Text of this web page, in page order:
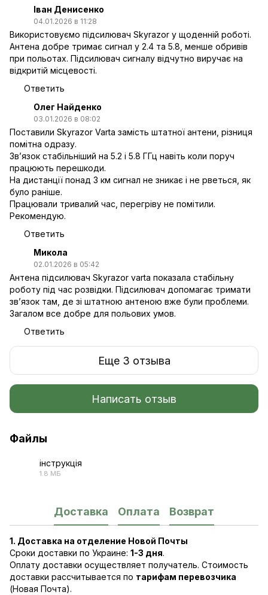
Іван Денисенко
04.01.2026 в 11:28
Використовуємо підсилювач Skyrazor у щоденній роботі.
Антена добре тримає сигнал у 2.4 та 5.8, менше обривів
при польотах. Підсилювач сигналу відчутно виручає на
відкритій місцевості.
Ответить
Олег Найденко
03.01.2026 в 08:02
Поставили Skyrazor Varta замість штатної антени, різниця
помітна одразу.
Зв’язок стабільніший на 5.2 і 5.8 ГГц навіть коли поруч
працюють перешкоди.
На дистанції понад 3 км сигнал не зникає і не рветься, як
було раніше.
Працювали тривалий час, перегріву не помітили.
Рекомендую.
Ответить
Микола
02.01.2026 в 05:42
Антена підсилювач Skyrazor varta показала стабільну
роботу під час розвідки. Підсилювач допомагає тримати
зв’язок там, де зі штатною антеною вже були проблеми.
Загалом все добре для польових умов.
Ответить
Еще 3 отзыва
Написать отзыв
Файлы
інструкція
1.8 МБ
Доставка Оплата Возврат
1. Доставка на отделение Новой Почты
Сроки доставки по Украине: 1-3 дня.
Оплату доставки осуществляет получатель. Стоимость
доставки рассчитывается по тарифам перевозчика
(Новая Почта).